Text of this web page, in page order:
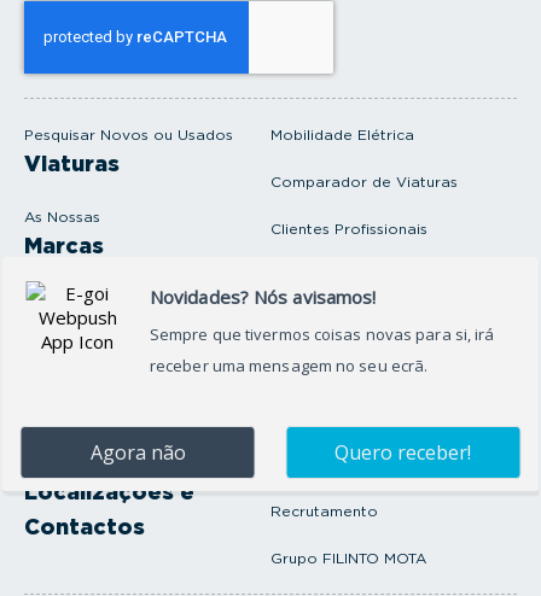
Pesquisar Novos ou Usados
Viaturas
As Nossas
Marcas
Produtos e serviços
Oficina
Onde Estamos
Localizações e
Contactos
Mobilidade Elétrica
Comparador de Viaturas
Clientes Profissionais
Seguros Protector
Artigos e Notícias
Recrutamento
Grupo FILINTO MOTA
l